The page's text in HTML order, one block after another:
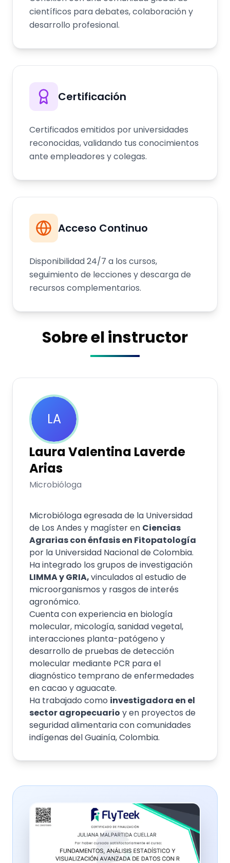
científicos para debates, colaboración y
desarrollo profesional.
Certificación
Certificados emitidos por universidades
reconocidas, validando tus conocimientos
ante empleadores y colegas.
Acceso Continuo
Disponibilidad 24/7 a los cursos,
seguimiento de lecciones y descarga de
recursos complementarios.
Sobre el instructor
LA
Laura Valentina Laverde
Arias
Microbióloga
Microbióloga egresada de la Universidad
de Los Andes y magíster en Ciencias
Agrarias con énfasis en Fitopatología
por la Universidad Nacional de Colombia.
Ha integrado los grupos de investigación
LIMMA y GRIA,vinculados al estudio de
microorganismos y rasgos de interés
agronómico.
Cuenta con experiencia en biología
molecular, micología, sanidad vegetal,
interacciones planta-patógeno y
desarrollo de pruebas de detección
molecular mediante PCR para el
diagnóstico temprano de enfermedades
en cacao y aguacate.
Ha trabajado como investigadora en el
sector agropecuario y en proyectos de
seguridad alimentaria con comunidades
indígenas del Guainía, Colombia.